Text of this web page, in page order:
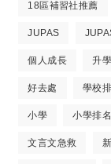
18區補習社推薦
JUPAS
個人成長 升
好去處 學校
小學 小學排名
文言文急救